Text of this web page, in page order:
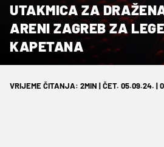
UTAKMICA ZA
ARENI ZAGREB ZA
KAPETANA
VRIJEME ČITANJA: 2MIN | ČET. 05.09.24. |